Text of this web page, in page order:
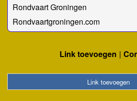
Rondvaart Groningen
Rondvaartgroningen.com
Link toevoegen
Link toevoegen